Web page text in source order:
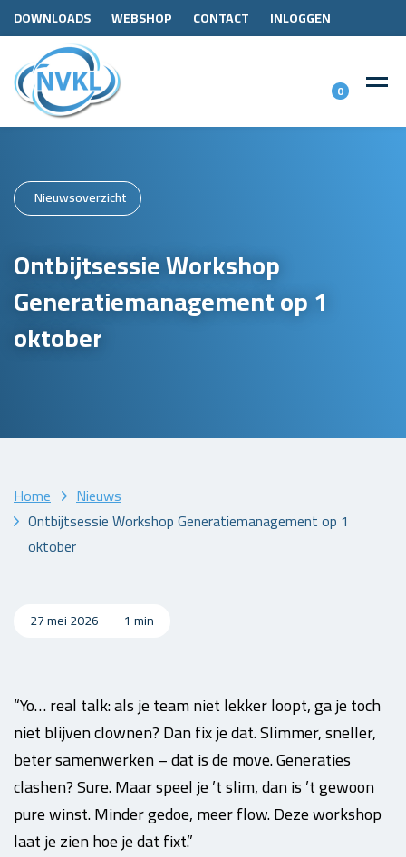
DOWNLOADS WEBSHOP CONTACT INLOGGEN
0
Nieuwsoverzicht
Ontbijtsessie Workshop
Generatiemanagement op 1
oktober
Home
Nieuws
Ontbijtsessie Workshop Generatiemanagement op 1
oktober
27 mei 2026 1 min
“Yo… real talk: als je team niet lekker loopt, ga je toch
niet blijven clownen? Dan fix je dat. Slimmer, sneller,
beter samenwerken – dat is de move. Generaties
clashen? Sure. Maar speel je ’t slim, dan is ’t gewoon
pure winst. Minder gedoe, meer flow. Deze workshop
laat je zien hoe je dat fixt.”